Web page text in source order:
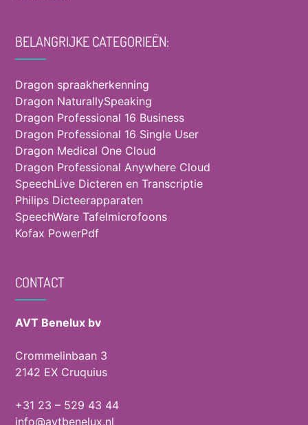
BELANGRIJKE CATEGORIEËN:
Dragon spraakherkenning
Dragon NaturallySpeaking
Dragon Professional 16 Business
Dragon Professional 16 Single User
Dragon Medical One Cloud
Dragon Professional Anywhere Cloud
SpeechLive Dicteren en Transcriptie
Philips Dicteerapparaten
SpeechWare Tafelmicrofoons
Kofax PowerPdf
CONTACT
AVT Benelux bv
Crommelinbaan 3
2142 EX Cruquius
+31 23 – 529 43 44
info@avtbenelux.nl